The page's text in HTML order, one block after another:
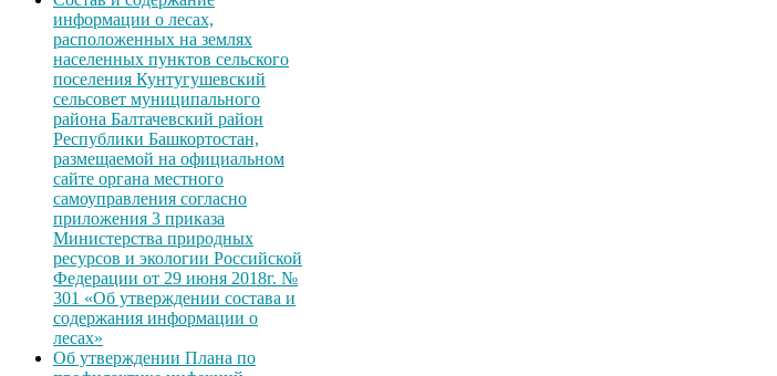
информации о лесах,
расположенных на землях
населенных пунктов сельского
поселения Кунтугушевский
сельсовет муниципального
района Балтачевский район
Республики Башкортостан,
размещаемой на официальном
сайте органа местного
самоуправления согласно
приложения 3 приказа
Министерства природных
ресурсов и экологии Российской
Федерации от 29 июня 2018г. №
301 «Об утверждении состава и
содержания информации о
лесах»
Об утверждении Плана по